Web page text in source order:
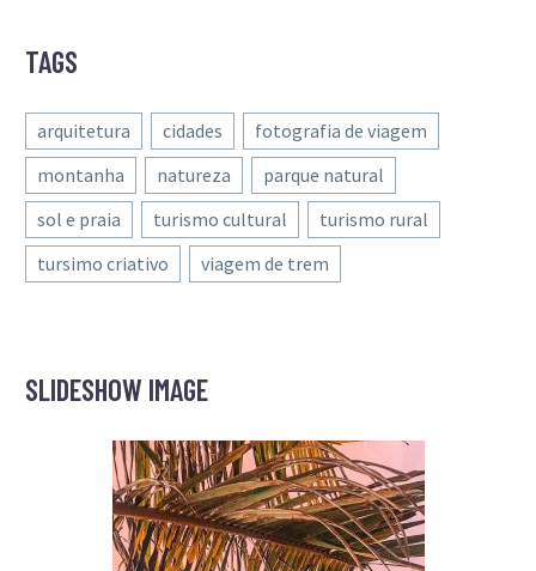
TAGS
arquitetura cidades
fotografia de viagem
montanha
natureza
parque natural
sol e praia
turismo cultural
turismo rural
tursimo criativo
viagem de trem
SLIDESHOW IMAGE